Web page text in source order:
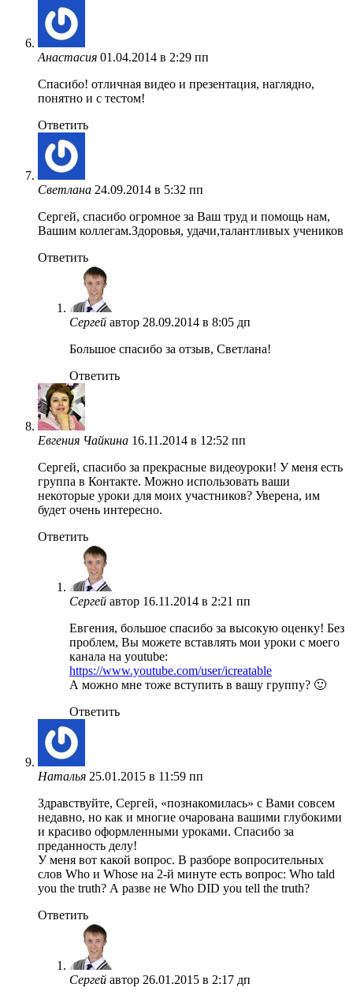
Анастасия 01.04.2014 в 2:29 пп
Спасибо! отличная видео и презентация, наглядно,
понятно и с тестом!
Ответить
Светлана 24.09.2014 в 5:32 пп
Cергей, спасибо огромное за Ваш труд и помощь нам,
Вашим коллегам.Здоровья, удачи,талантливых учеников
Ответить
Сергей автор 28.09.2014 в 8:05 дп
Большое спасибо за отзыв, Светлана!
Ответить
Евгения Чайкина 16.11.2014 в 12:52 пп
Сергей, спасибо за прекрасные видеоуроки! У меня есть
группа в Контакте. Можно использовать ваши
некоторые уроки для моих участников? Уверена, им
будет очень интересно.
Ответить
Сергей автор 16.11.2014 в 2:21 пп
Евгения, большое спасибо за высокую оценку! Без
проблем, Вы можете вставлять мои уроки с моего
канала на youtube:
https://www.youtube.com/user/icreatable
А можно мне тоже вступить в вашу группу? 🙂
Ответить
Наталья 25.01.2015 в 11:59 пп
Здравствуйте, Сергей, «познакомилась» с Вами совсем
недавно, но как и многие очарована вашими глубокими
и красиво оформленными уроками. Спасибо за
преданность делу!
У меня вот какой вопрос. В разборе вопросительных
слов Who и Whose на 2-й минуте есть вопрос: Who tald
you the truth? А разве не Who DID you tell the truth?
Ответить
Сергей автор 26.01.2015 в 2:17 дп